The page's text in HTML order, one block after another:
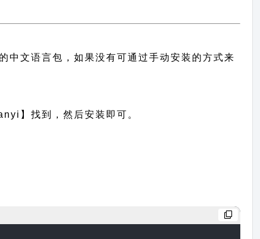
文语言包，如果没有可通过手动安装的方式来
】找到，然后安装即可。